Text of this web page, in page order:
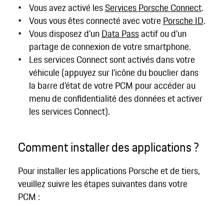
Vous avez activé lesServices Porsche Connect.
Vous vous êtes connecté avec votre Porsche ID.
Vous disposez d'unData Passactif ou d'un
partage de connexion de votre smartphone.
Les services Connect sont activés dans votre
véhicule (appuyez sur l'icône du bouclier dans
la barre d'état de votre PCM pour accéder au
menu de confidentialité des données et activer
les services Connect).
Comment installer des applications ?
Pour installer les applications Porsche et de tiers,
veuillez suivre les étapes suivantes dans votre
PCM :